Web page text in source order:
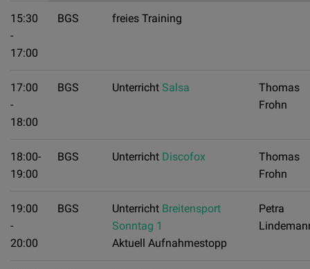
15:30
-
17:00
BGS freies Training
17:00
-
18:00
BGS Unterricht Salsa
Thomas
Frohn
18:00-
19:00
BGS Unterricht Discofox
Thomas
Frohn
19:00
-
20:00
BGS Unterricht Breitensport
Sonntag 1
Aktuell Aufnahmestopp
Petra